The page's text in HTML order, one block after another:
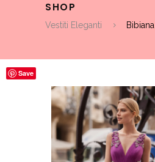
SHOP
Vestiti Eleganti Bibiana
Save